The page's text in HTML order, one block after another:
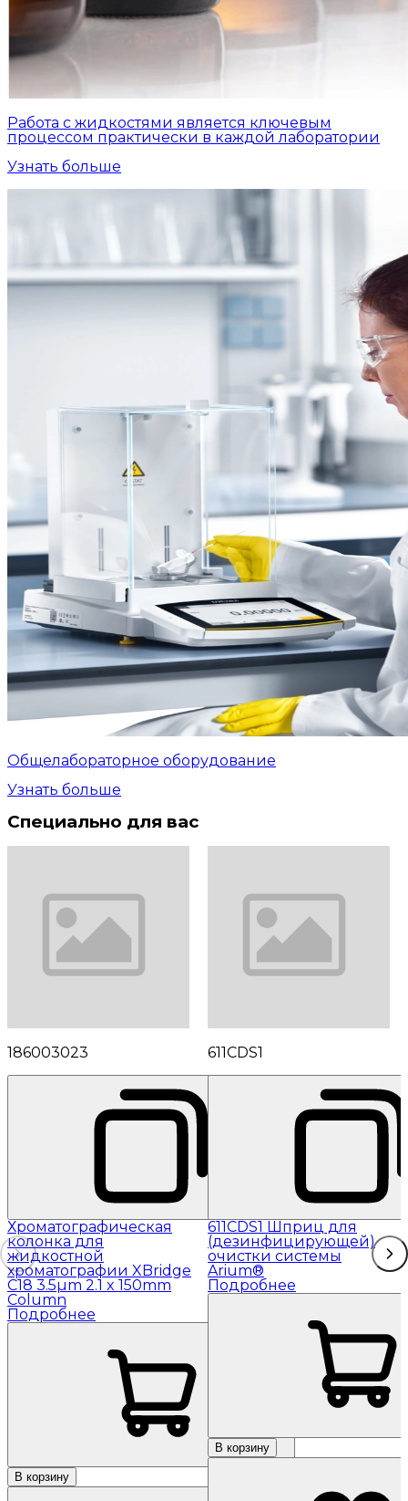
Работа с жидкостями является ключевым
процессом практически в каждой лаборатории
Узнать больше
Общелабораторное оборудование
Узнать больше
Специально для вас
186003023
Хроматографическая
колонка для
жидкостной
хроматографии XBridge
C18 3.5µm 2.1 x 150mm
Column
Подробнее
В корзину
611CDS1
611CDS1 Шприц для
(дезинфицирующей)
очистки системы
Arium®
Подробнее
В корзину